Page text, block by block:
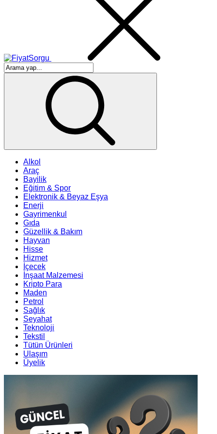
Alkol
Araç
Bayilik
Eğitim & Spor
Elektronik & Beyaz Eşya
Enerji
Gayrimenkul
Gıda
Güzellik & Bakım
Hayvan
Hisse
Hizmet
İçecek
İnşaat Malzemesi
Kripto Para
Maden
Petrol
Sağlık
Seyahat
Teknoloji
Tekstil
Tütün Ürünleri
Ulaşım
Üyelik